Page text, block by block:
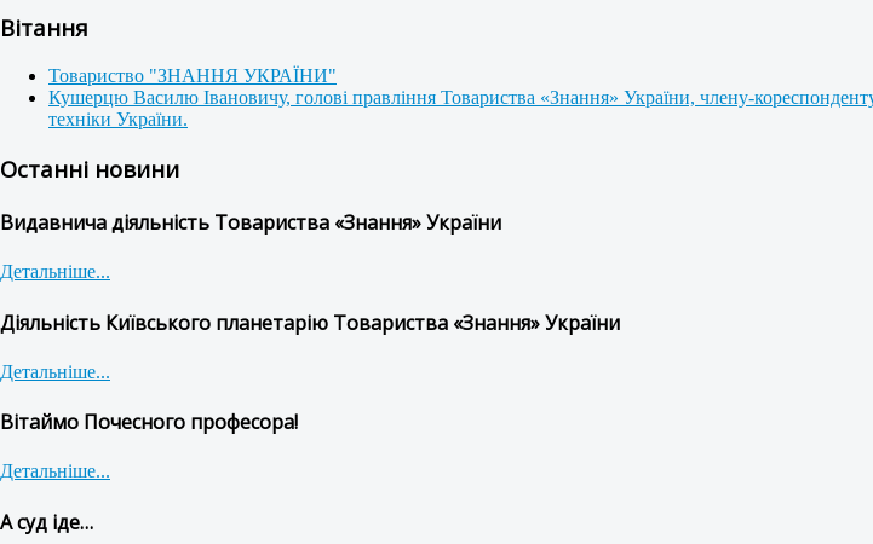
Вітання
Товариство "ЗНАННЯ УКРАЇНИ"
Кушерцю Василю Івановичу, голові правління Товариства «Знання» України, члену-
техніки України.
Останні новини
Видавнича діяльність Товариства «Знання» України
Детальніше...
Діяльність Київського планетарію Товариства «Знання» України
Детальніше...
Вітаймо Почесного професора!
Детальніше...
А суд іде…